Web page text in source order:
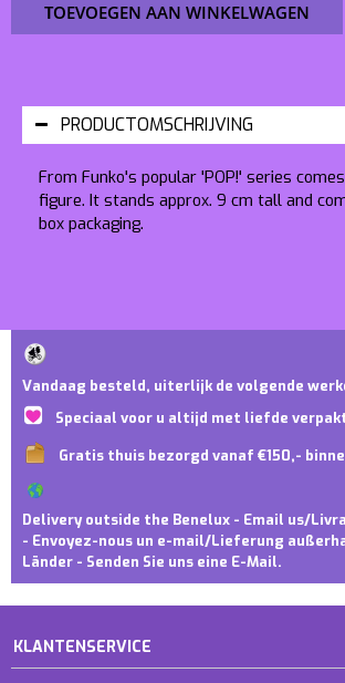
TOEVOEGEN AAN WINKELWAGEN
PRODUCTOMSCHRIJVING
From Funko's popular 'POP!' series
figure. It stands approx. 9 cm tall and
box packaging.
Vandaag besteld, uiterlijk de volgende
Speciaal voor u altijd met liefde
Gratis thuis bezorgd vanaf €150,-
Delivery outside the Benelux - Email us/
- Envoyez-nous un e-mail/Lieferung
Länder - Senden Sie uns eine E-Mail.
KLANTENSERVICE